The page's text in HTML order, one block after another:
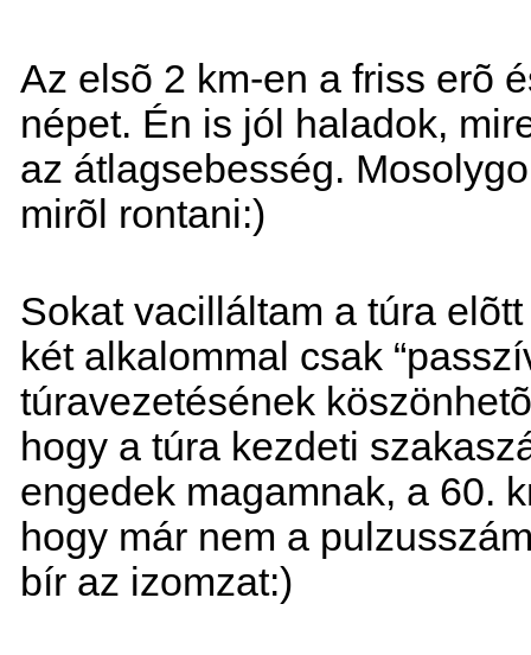
Az elsõ 2 km-en a friss erõ
népet. Én is jól haladok,
az átlagsebesség.
mirõl rontani:)
Sokat vacilláltam a túra
két alkalommal csak
túravezetésének
hogy a túra kezdeti
engedek magamnak, a 60.
hogy már nem a
bír az izomzat:)